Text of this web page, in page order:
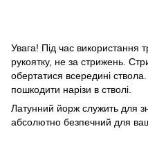
Увага! Під час
рукоятку, не за стрижень.
обертатися всередині
пошкодити нарізи в стволі.
Латунний йорж служить для
абсолютно безпечний для